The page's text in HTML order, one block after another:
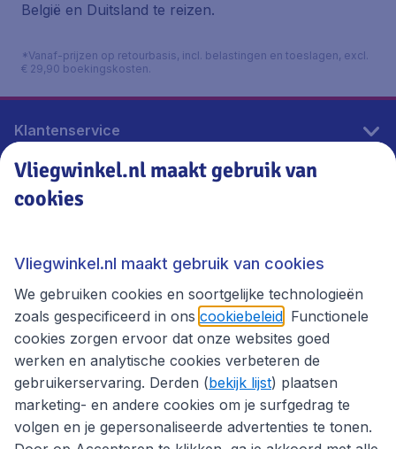
België en Duitsland te reizen.
*Vanaf-prijzen op retourbasis, incl. belastingen en toeslagen, excl.
€ 29,90 boekingskosten.
Klantenservice
Vliegwinkel.nl
Thema's
Vliegwinkel.nl maakt gebruik van
cookies
Vliegwinkel.nl maakt gebruik van cookies
We gebruiken cookies en soortgelijke technologieën
zoals gespecificeerd in ons cookiebeleid . Functionele
cookies zorgen ervoor dat onze websites goed
werken en analytische cookies verbeteren de
gebruikerservaring. Derden (bekijk lijst) plaatsen
marketing- en andere cookies om je surfgedrag te
volgen en je gepersonaliseerde advertenties te tonen.